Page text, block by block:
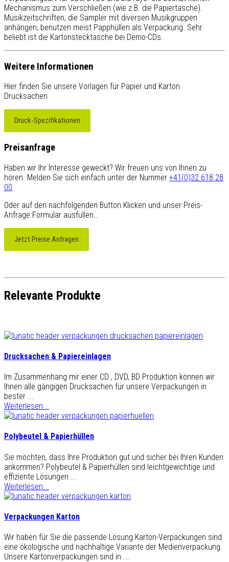
Mechanismus zum Verschließen (wie z.B. die Papiertasche).
Musikzeitschriften, die Sampler mit diversen Musikgruppen
anhängen, benutzen meist Papphüllen als Verpackung. Sehr
beliebt ist die Kartonstecktasche bei Demo-CDs.
Weitere Informationen
Hier finden Sie unsere Vorlagen für Papier und Karton
Drucksachen
Druck-Spezifikationen
Preisanfrage
Haben wir Ihr Interesse geweckt? Wir freuen uns von Ihnen zu
hören. Melden Sie sich einfach unter der Nummer +41(0)32 618 28
00
Oder auf den nachfolgenden Button Klicken und unser Preis-
Anfrage Formular ausfüllen…
Jetzt Preise Anfragen
Relevante Produkte
Drucksachen & Papiereinlagen
Im Zusammenhang mir einer CD , DVD, BD Produktion können wir
Ihnen alle gängigen Drucksachen für unsere Verpackungen in
bester ...
Weiterlesen...
Polybeutel & Papierhüllen
Sie möchten, dass Ihre Produktion gut und sicher bei Ihren Kunden
ankommen? Polybeutel & Papierhüllen sind leichtgewichtige und
effiziente Lösungen ...
Weiterlesen...
Verpackungen Karton
Wir haben für Sie die passende Lösung Karton-Verpackungen sind
eine ökologische und nachhaltige Variante der Medienverpackung.
Unsere Kartonverpackungen sind in ...